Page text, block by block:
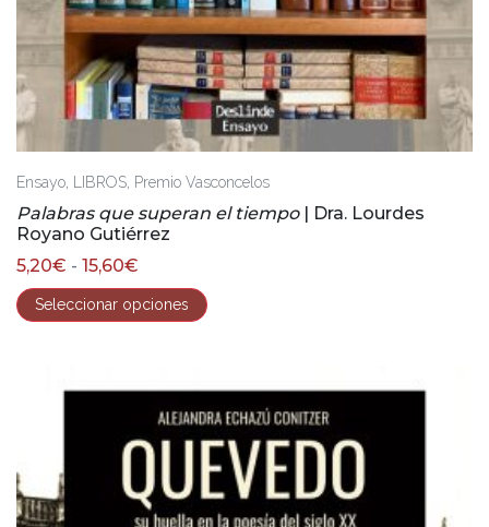
Ensayo, LIBROS, Premio Vasconcelos
Palabras que superan el tiempo| Dra. Lourdes
Royano Gutiérrez
5,20€ - 15,60€
de
precios:
desde
15,60€
Seleccionar opciones